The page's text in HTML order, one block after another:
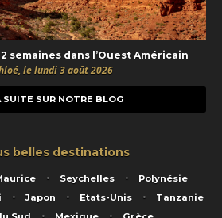
semaines dans l’Ouest Américain
le lundi 3 août 2026
SUITE SUR NOTRE BLOG
belles destinations
Seychelles
Polynésie
Japon Etats-Unis
Tanzanie